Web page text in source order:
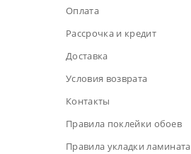
Оплата
Рассрочка и кредит
Доставка
Условия возврата
Контакты
Правила поклейки обоев
Правила укладки ламината